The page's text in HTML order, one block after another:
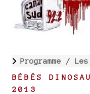
Programme /
BÉBÉS
2013